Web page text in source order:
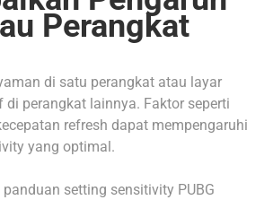
Perangkat
di satu perangkat atau layar
di perangkat lainnya. Faktor seperti
refresh dapat mempengaruhi
yang optimal.
setting sensitivity PUBG